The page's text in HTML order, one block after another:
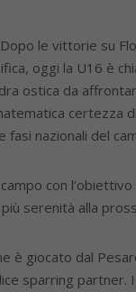
le vittorie su
oggi la U16 è
ostica da
certezza
fasi nazionali del
campo con
serenità alla
è giocato dal
sparring partner.